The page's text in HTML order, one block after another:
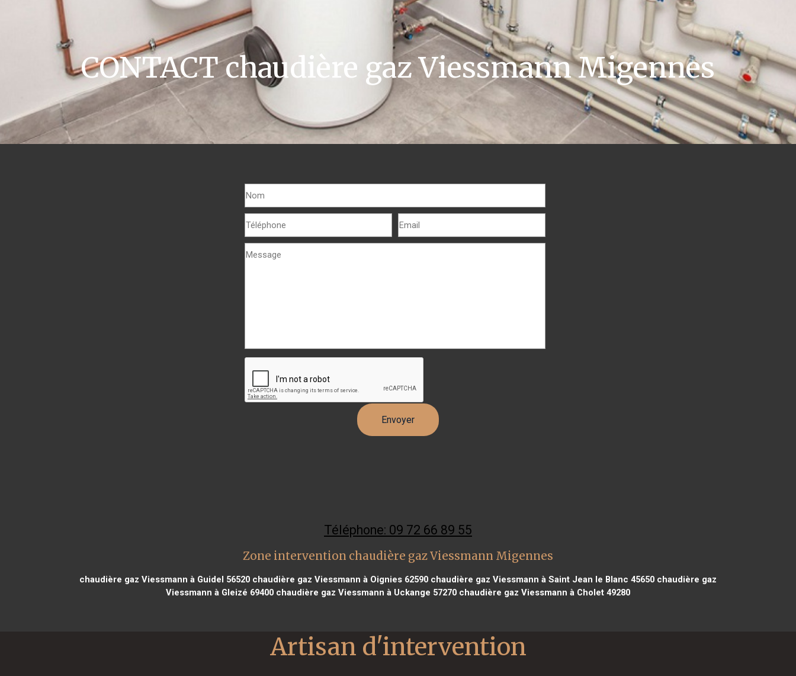
CONTACT chaudière gaz Viessmann Migennes
Téléphone: 09 72 66 89 55
Zone intervention chaudière gaz Viessmann Migennes
chaudière gaz Viessmann à Guidel 56520 chaudière gaz Viessmann à Oignies 62590 chaudière gaz Viessmann à Saint Jean le Blanc 45650 chaudière gaz
Viessmann à Gleizé 69400 chaudière gaz Viessmann à Uckange 57270 chaudière gaz Viessmann à Cholet 49280
Artisan d'intervention